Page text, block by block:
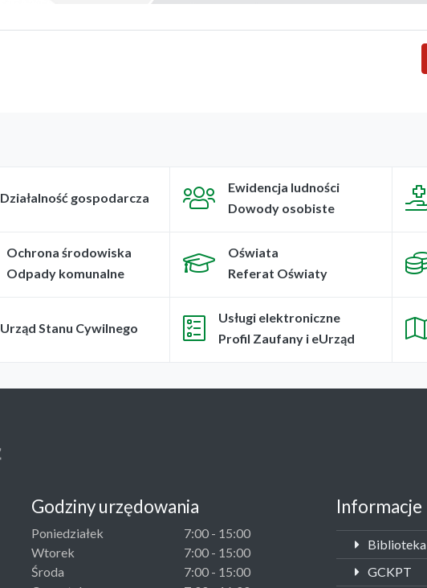
Działalność gospodarcza
Ewidencja ludności
Dowody osobiste
Ochrona środowiska
Odpady komunalne
Oświata
Referat Oświaty
Urząd Stanu Cywilnego
Usługi elektroniczne
Profil Zaufany i eUrząd
Godziny urzędowania
Poniedziałek
7:00 - 15:00
Wtorek
7:00 - 15:00
Środa
7:00 - 15:00
Informacje
Biblioteka
GCKPT